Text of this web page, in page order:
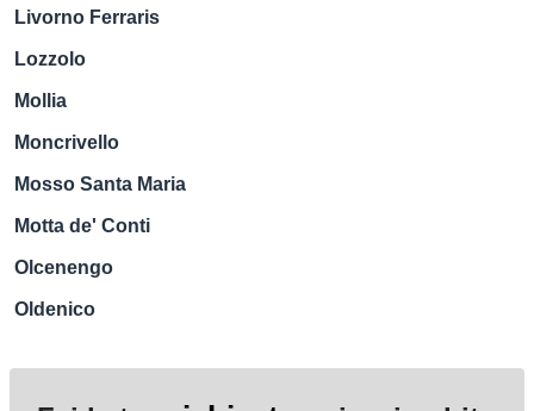
Livorno Ferraris
Lozzolo
Mollia
Moncrivello
Mosso Santa Maria
Motta de' Conti
Olcenengo
Oldenico